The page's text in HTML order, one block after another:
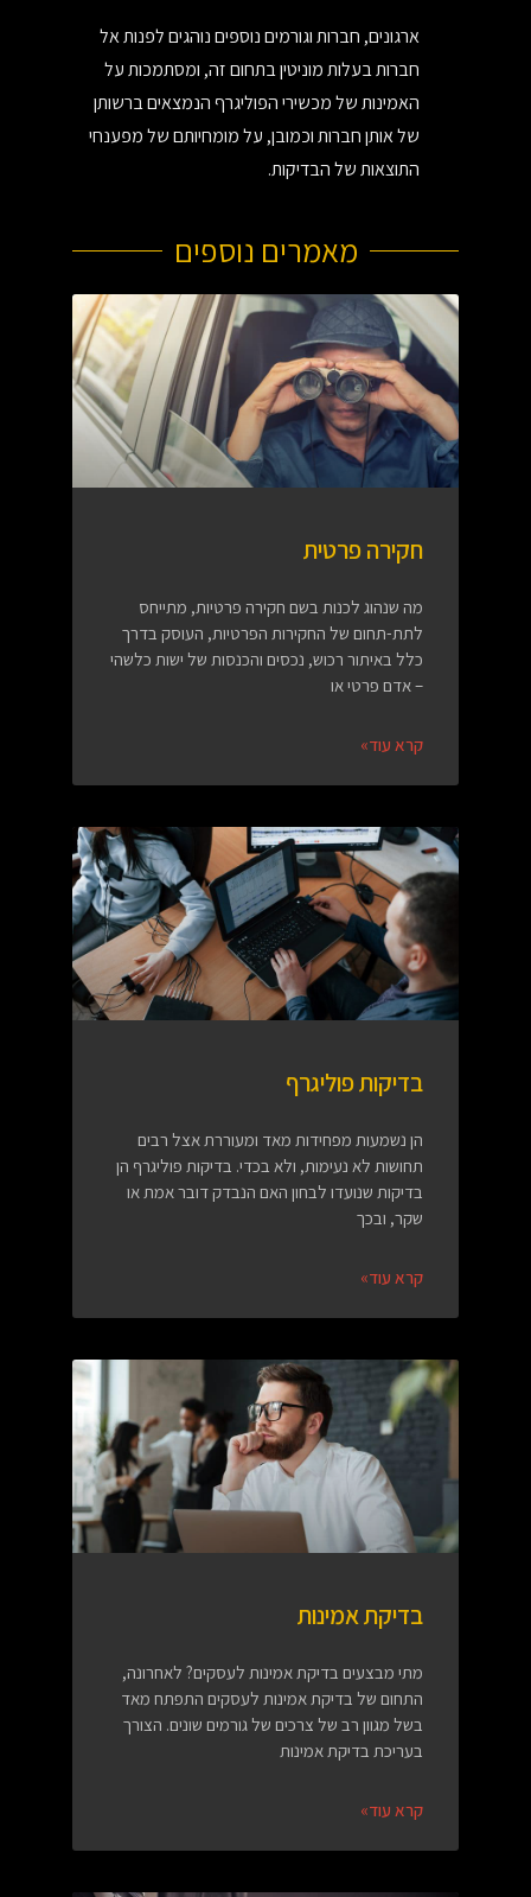
ארגונים, חברות וגורמים נוספים נוהגים לפנות אל
חברות בעלות מוניטין בתחום זה, ומסתמכות על
האמינות של מכשירי הפוליגרף הנמצאים ברשותן
של אותן חברות וכמובן, על מומחיותם של מפענחי
התוצאות של הבדיקות.
מאמרים נוספים​
חקירה פרטית
מה שנהוג לכנות בשם חקירה פרטיות, מתייחס
לתת-תחום של החקירות הפרטיות, העוסק בדרך
כלל באיתור רכוש, נכסים והכנסות של ישות כלשהי
– אדם פרטי או
קרא עוד»
בדיקות פוליגרף
הן נשמעות מפחידות מאד ומעוררת אצל רבים
תחושות לא נעימות, ולא בכדי. בדיקות פוליגרף הן
בדיקות שנועדו לבחון האם הנבדק דובר אמת או
שקר, ובכך
קרא עוד»
בדיקת אמינות
מתי מבצעים בדיקת אמינות לעסקים? לאחרונה,
התחום של בדיקת אמינות לעסקים התפתח מאד
בשל מגוון רב של צרכים של גורמים שונים. הצורך
בעריכת בדיקת אמינות
קרא עוד»